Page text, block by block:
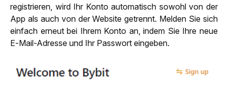
registrieren, wird Ihr Konto automatisch sowohl von der
App als auch von der Website getrennt. Melden Sie sich
einfach erneut bei Ihrem Konto an, indem Sie Ihre neue
E-Mail-Adresse und Ihr Passwort eingeben.